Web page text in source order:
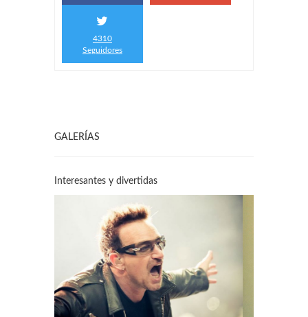
4310
Seguidores
GALERÍAS
Interesantes y divertidas